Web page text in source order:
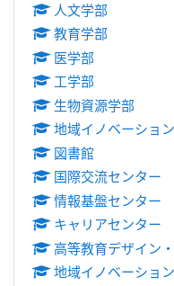
人文学部
教育学部
医学部
工学部
生物資源学部
地域イノベーショ
図書館
国際交流センター
情報基盤センター
キャリアセンター
高等教育デザイン
地域イノベーショ